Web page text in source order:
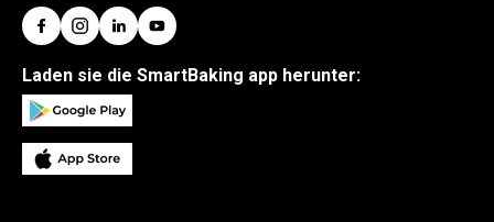
Laden sie die SmartBaking app herunter: